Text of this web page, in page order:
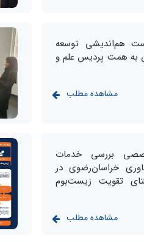
هم‌اندیشی توسعه
به همت پردیس علم و
مشاهده مطلب
بررسی خدمات
خراسان‌رضوی در
تقویت زیست‌بوم
مشاهده مطلب